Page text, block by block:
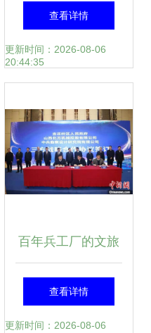
南阳幼师第五届校
园文化艺术月圆满
查看详情
更新时间：2026-08-06
20:44:35
百年兵工厂的文旅
新生 工业遗存转型
与区域旅游业态创
查看详情
更新时间：2026-08-06